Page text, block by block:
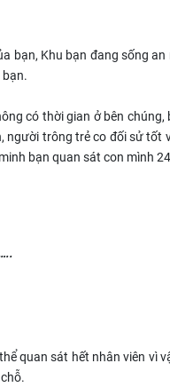
bạn, Khu bạn đang sống
bạn.
có thời gian ở bên
người trông trẻ co đối sử tốt
bạn quan sát con mình
quan sát hết nhân viên vì